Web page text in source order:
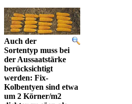
Auch der
Sortentyp muss bei
der Aussaatstärke
berücksichtigt
werden: Fix-
Kolbentyen sind etwa
um 2 Körner/m2